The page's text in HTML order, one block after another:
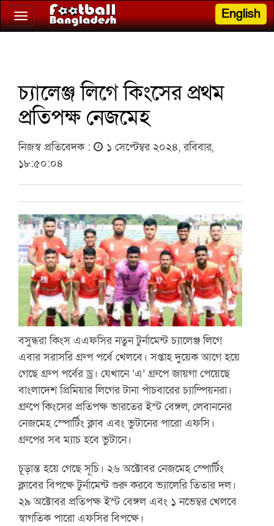
Toggle
navigation
English
চ্যালেঞ্জ লিগে কিংসের প্রথম
প্রতিপক্ষ নেজমেহ
নিজস্ব প্রতিবেদক :
১ সেপ্টেম্বর ২০২৪, রবিবার,
১৮:৫০:০৪
বসুন্ধরা কিংস এএফসির নতুন টুর্নামেন্ট চ্যালেঞ্জ লিগে
এবার সরাসরি গ্রুপ পর্বে খেলবে। সপ্তাহ দুয়েক আগে হয়ে
গেছে গ্রুপ পর্বের ড্র। যেখানে ‘এ’ গ্রুপে জায়গা পেয়েছে
বাংলাদেশ প্রিমিয়ার লিগের টানা পাঁচবারের চ্যাম্পিয়নরা।
গ্রুপে কিংসের প্রতিপক্ষ ভারতের ইস্ট বেঙ্গল, লেবাননের
নেজমেহ স্পোর্টিং ক্লাব এবং ভুটানের পারো এফসি।
গ্রুপের সব ম্যাচ হবে ভুটানে।
চূড়ান্ত হয়ে গেছে সূচি। ২৬ অক্টোবর নেজমেহ স্পোর্টিং
ক্লাবের বিপক্ষে টুর্নামেন্ট শুরু করবে ভ্যালেরি তিতার দল।
২৯ অক্টোবর প্রতিপক্ষ ইস্ট বেঙ্গল এবং ১ নভেম্বর খেলবে
স্বাগতিক পারো এফসির বিপক্ষে।